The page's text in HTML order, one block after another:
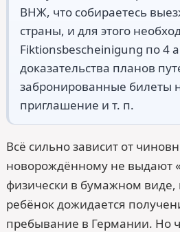
ВНЖ, что собираетесь
страны, и для этого
Fiktionsbescheinigung по 4
доказательства планов
забронированные билеты
приглашение и т. п.
Всё сильно зависит от
новорождённому не выдают
физически в бумажном виде,
ребёнок дожидается
пребывание в Германии. Но